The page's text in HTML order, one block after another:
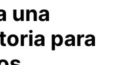
una
para